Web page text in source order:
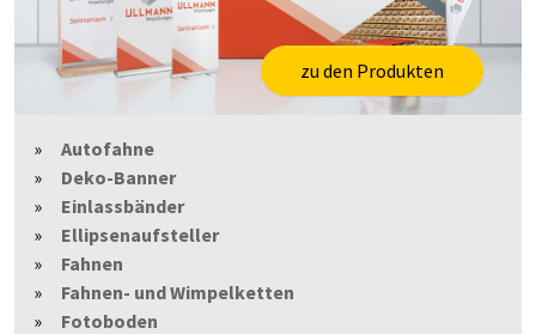
zu den Produkten
Autofahne
Deko-Banner
Einlassbänder
Ellipsenaufsteller
Fahnen
Fahnen- und Wimpelketten
Fotoboden